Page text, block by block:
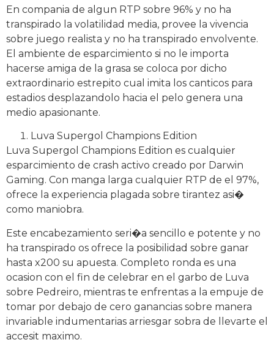
En compania de algun RTP sobre 96% y no ha
transpirado la volatilidad media, provee la vivencia
sobre juego realista y no ha transpirado envolvente.
El ambiente de esparcimiento si no le importa
hacerse amiga de la grasa se coloca por dicho
extraordinario estrepito cual imita los canticos para
estadios desplazandolo hacia el pelo genera una
medio apasionante.
Luva Supergol Champions Edition
Luva Supergol Champions Edition es cualquier
esparcimiento de crash activo creado por Darwin
Gaming. Con manga larga cualquier RTP de el 97%,
ofrece la experiencia plagada sobre tirantez asi�
como maniobra.
Este encabezamiento seri�a sencillo e potente y no
ha transpirado os ofrece la posibilidad sobre ganar
hasta x200 su apuesta. Completo ronda es una
ocasion con el fin de celebrar en el garbo de Luva
sobre Pedreiro, mientras te enfrentas a la empuje de
tomar por debajo de cero ganancias sobre manera
invariable indumentarias arriesgar sobra de llevarte el
accesit maximo.